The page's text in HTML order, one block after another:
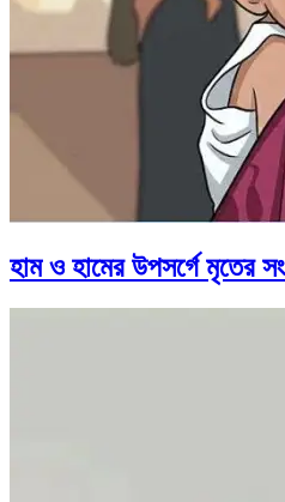
হাম ও হামের উপসর্গে মৃতের